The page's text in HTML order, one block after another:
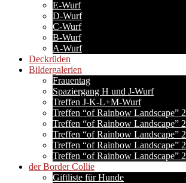
E-Wurf
D-Wurf
C-Wurf
B-Wurf
A-Wurf
Deckrüden
Bildergalerien
Frauentag
Spaziergang H und J-Wurf
Treffen J-K-L+M-Wurf
Treffen “of Rainbow Landscape”
Treffen “of Rainbow Landscape”
Treffen “of Rainbow Landscape”
Treffen “of Rainbow Landscape”
Treffen “of Rainbow Landscape”
der Border Collie
Giftliste für Hunde